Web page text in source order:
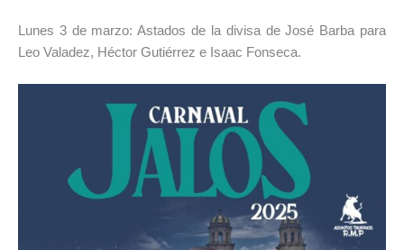
Lunes 3 de marzo: Astados de la divisa de José Barba para
Leo Valadez, Héctor Gutiérrez e Isaac Fonseca.